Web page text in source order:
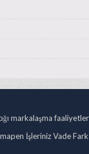
markalaşma
İşleriniz Vade